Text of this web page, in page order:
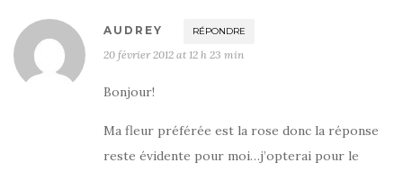
AUDREY RÉPONDRE
20 février 2012 at 12 h 23 min
Bonjour!
Ma fleur préférée est la rose donc la réponse
reste évidente pour moi…j’opterai pour le